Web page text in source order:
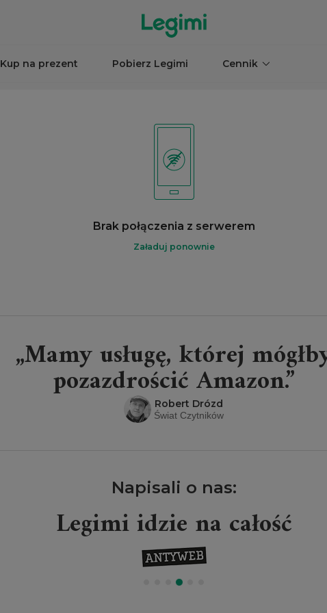
Kup na prezent Pobierz Legimi Cennik
Brak połączenia z serwerem
Załaduj ponownie
„Mamy usługę, której
pozazdrościć Amazon.”
Robert Drózd
Świat Czytników
Napisali o nas:
Legimi idzie na całość